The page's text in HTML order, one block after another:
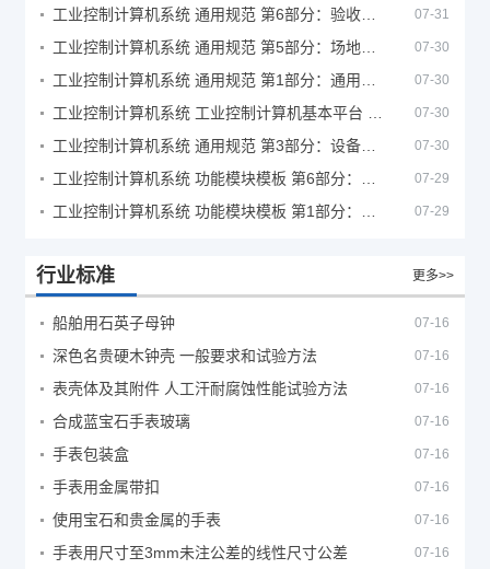
07-31
07-30
07-30
07-30
07-30
07-29
07-29
行业标准 更多>>
船舶用石英子母钟 07-16
深色名贵硬木钟壳 一般要求和试验方法 07-16
表壳体及其附件 人工汗耐腐蚀性能试验方法 07-16
合成蓝宝石手表玻璃 07-16
手表包装盒 07-16
手表用金属带扣 07-16
使用宝石和贵金属的手表 07-16
手表用尺寸至3mm未注公差的线性尺寸公差 07-16